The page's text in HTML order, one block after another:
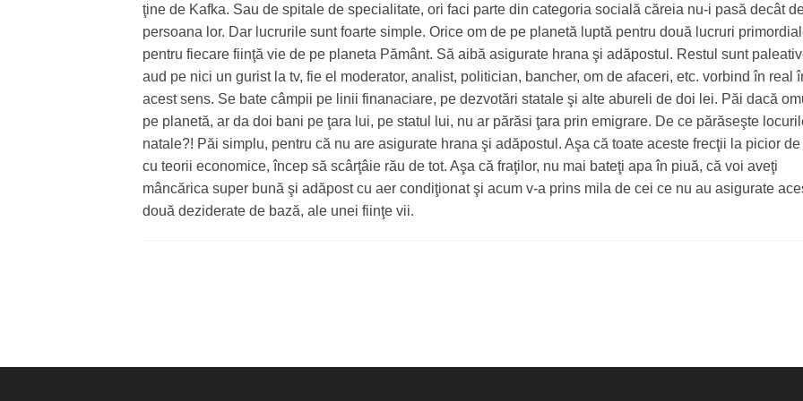
ţine de Kafka. Sau de spitale de specialitate, ori faci parte din categoria socială căreia nu-i pasă decât
persoana lor. Dar lucrurile sunt foarte simple. Orice om de pe planetă luptă pentru două lucruri
pentru fiecare fiinţă vie de pe planeta Pământ. Să aibă asigurate hrana şi adăpostul. Restul sunt
aud pe nici un gurist la tv, fie el moderator, analist, politician, bancher, om de afaceri, etc. vorbind în real
acest sens. Se bate câmpii pe linii finanaciare, pe dezvotări statale şi alte abureli de doi lei. Păi dacă
pe planetă, ar da doi bani pe ţara lui, pe statul lui, nu ar părăsi ţara prin emigrare. De ce părăseşte
natale?! Păi simplu, pentru că nu are asigurate hrana şi adăpostul. Aşa că toate aceste frecţii la picior de
cu teorii economice, încep să scârţâie rău de tot. Aşa că fraţilor, nu mai bateţi apa în piuă, că voi aveţi
mâncărica super bună şi adăpost cu aer condiţionat şi acum v-a prins mila de cei ce nu au asigurate
două deziderate de bază, ale unei fiinţe vii.